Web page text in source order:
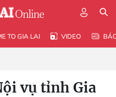
TO GIA LAI VIDEO
vụ tỉnh Gia